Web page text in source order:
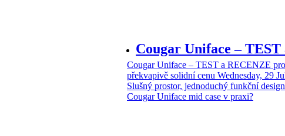
Cougar Uniface –
Cougar Uniface – TEST a RECENZE
překvapivě solidní cenu Wednesday, 29
Slušný prostor, jednoduchý funkční
Cougar Uniface mid case v praxi?